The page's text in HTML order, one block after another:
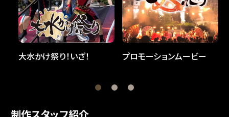
大水かけ祭り！いざ！ プロモーションムービー